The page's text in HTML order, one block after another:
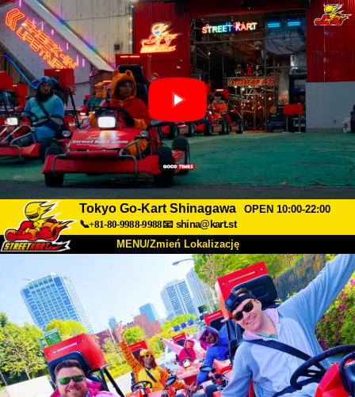
Tokyo Go-Kart Shinagawa
OPEN 10:00-22:00
📞+81-80-9988-9988📧 shina@kart.st
MENU/Zmień Lokalizację
TOP
O nas Specyfikacja Cena
Dojazd Opinie FAQ
Firma Rezerwacja
Zmień Lokalizację